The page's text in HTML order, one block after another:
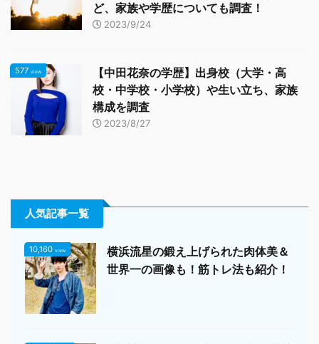
ど、家族や学歴についても調査！
2023/9/24
577 view
【中田花奈の学歴】出身校（大学・高
校・中学校・小学校）や生い立ち、家族
構成を調査
2023/8/27
人気記事一覧
10,160 view
横浜流星の鍛え上げられた肉体美＆
世界一の画像も！筋トレ法も紹介！